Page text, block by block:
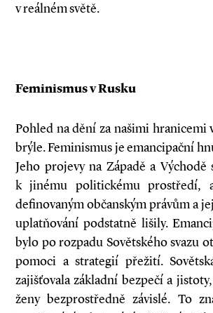
v reálném světě.
Feminismus v Rusku
Pohled na dění za našimi hranicemi
brýle. Feminismus je emancipační
Jeho projevy na Západě a Východě
k jinému politickému
definovaným občanským právům a
uplatňování podstatně lišily.
bylo po rozpadu Sovětského svazu
pomoci a strategií přežití.
zajišťovala základní bezpečí a
ženy bezprostředně závislé. To